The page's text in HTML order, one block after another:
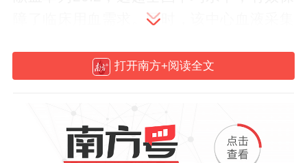
障了临床用血需求。同时，该中心血液采集
液中心首位。
员是无偿献血的主力人群，平均献血率接近
15%，部分医院医护人员的献血率甚至超过
打开南方+阅读全文